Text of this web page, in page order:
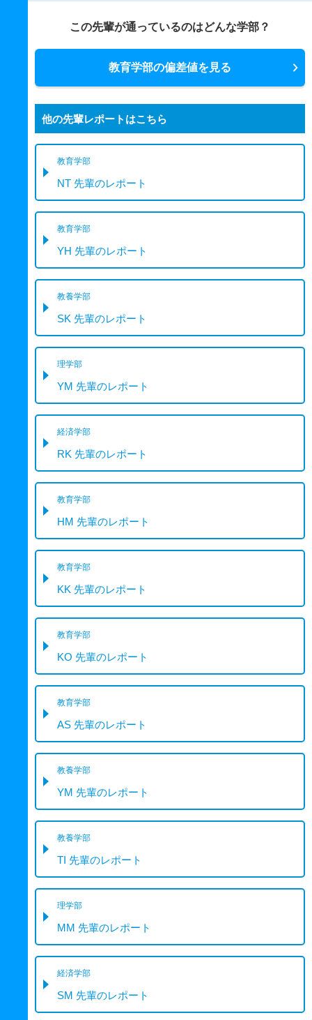
この先輩が通っているのはどんな学部？
教育学部の偏差値を見る
他の先輩レポートはこちら
教育学部
NT 先輩のレポート
教育学部
YH 先輩のレポート
教養学部
SK 先輩のレポート
理学部
YM 先輩のレポート
経済学部
RK 先輩のレポート
教育学部
HM 先輩のレポート
教育学部
KK 先輩のレポート
教育学部
KO 先輩のレポート
教育学部
AS 先輩のレポート
教養学部
YM 先輩のレポート
教養学部
TI 先輩のレポート
理学部
MM 先輩のレポート
経済学部
SM 先輩のレポート